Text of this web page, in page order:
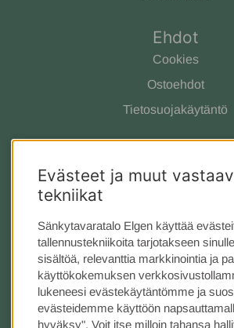
Ehdot
Cookies
Ostoehdot
Tietosuojakäytäntö
Meistä
Tarjous
Kauppa Tukholmassa
Seuraa meitä
Instagram
Evästeet ja muut
tekniikat
Sänkytavaratalo Elgen käyttää
tallennustekniikoita tarjotakseen
sisältöä, relevanttia markkinointia ja
käyttökokemuksen
lukeneesi evästekäytäntömme ja
evästeidemme käyttöön
hyväksy". Voit itse milloin tahansa